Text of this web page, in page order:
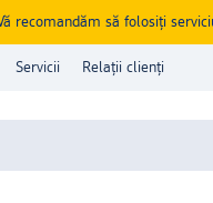
recomandăm să folosiți
Servicii Relații clienți